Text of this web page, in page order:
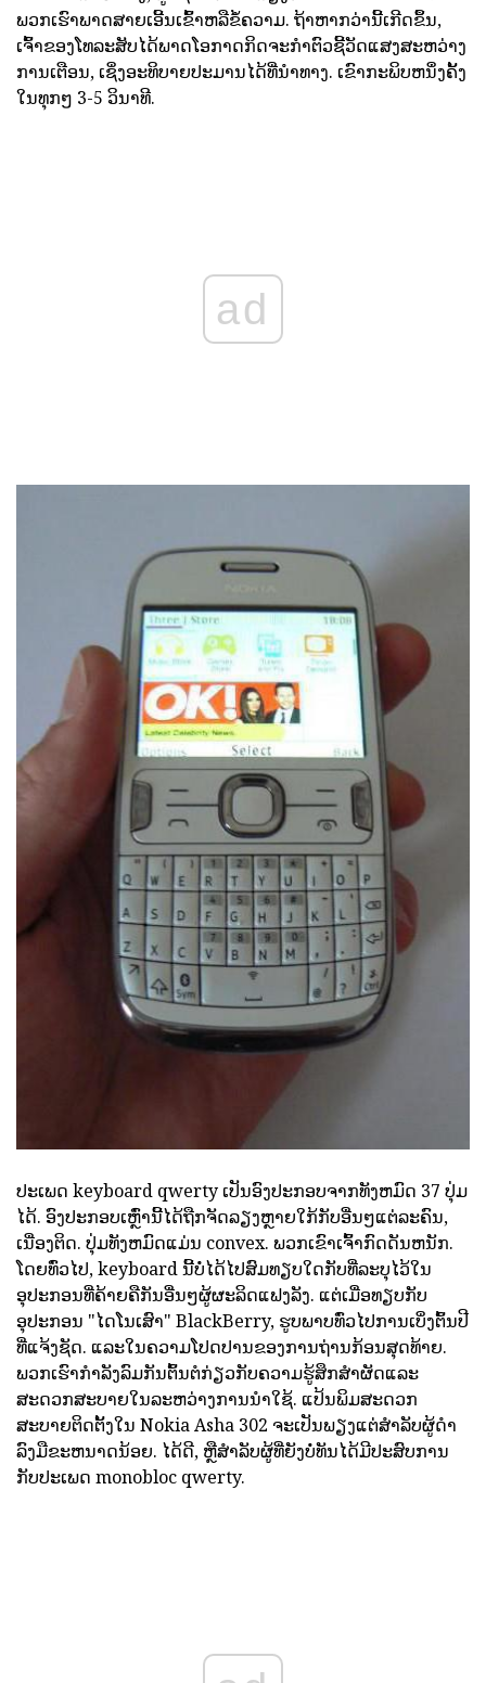
ພວກເຮົາພາດສາຍເອີ້ນເຂົ້າຫລືຂໍ້ຄວາມ. ຖ້າຫາກວ່ານີ້ເກີດຂຶ້ນ,
ເຈົ້າຂອງໂທລະສັບໄດ້ພາດໂອກາດກິດຈະກໍາຕົວຊີ້ວັດແສງສະຫວ່າງ
ການເຕືອນ, ເຊິ່ງອະທິບາຍປະມານໄດ້ທີ່ນໍາທາງ. ເຂົາກະພິບຫນຶ່ງຄັ້ງ
ໃນທຸກໆ 3-5 ວິນາທີ.
ad
ປະເພດ keyboard qwerty ເປັນອົງປະກອບຈາກທັງຫມົດ 37 ປຸ່ມ
ໄດ້. ອົງປະກອບເຫຼົ່ານີ້ໄດ້ຖືກຈັດລຽງຫຼາຍໃກ້ກັບອື່ນໆແຕ່ລະຄົນ,
ເນື່ອງຕິດ. ປຸ່ມທັງຫມົດແມ່ນ convex. ພວກເຂົາເຈົ້າກົດດັນຫນັກ.
ໂດຍທົ່ວໄປ, keyboard ນີ້ບໍ່ໄດ້ໄປສົມທຽບໃດກັບທີ່ລະບຸໄວ້ໃນ
ອຸປະກອນທີ່ຄ້າຍຄືກັນອື່ນໆຜູ້ຜະລິດແຟງລັງ. ແຕ່ເມື່ອທຽບກັບ
ອຸປະກອນ "ໄດໂນເສົາ" BlackBerry, ຮູບພາບທົ່ວໄປການເບິ່ງຕົ້ນປີ
ທີ່ແຈ້ງຊັດ. ແລະໃນຄວາມໂປດປານຂອງການຖ່ານກ້ອນສຸດທ້າຍ.
ພວກເຮົາກໍາລັງລົມກັນຕົ້ນຕໍກ່ຽວກັບຄວາມຮູ້ສຶກສໍາຜັດແລະ
ສະດວກສະບາຍໃນລະຫວ່າງການນໍາໃຊ້. ແປ້ນພິມສະດວກ
ສະບາຍຕິດຕັ້ງໃນ Nokia Asha 302 ຈະເປັນພຽງແຕ່ສໍາລັບຜູ້ດໍາ
ລົງມືຂະຫນາດນ້ອຍ. ໄດ້ດີ, ຫຼືສໍາລັບຜູ້ທີ່ຍັງບໍ່ທັນໄດ້ມີປະສົບການ
ກັບປະເພດ monobloc qwerty.